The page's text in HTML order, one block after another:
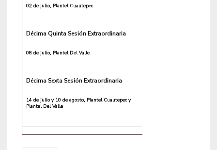
02 de julio, Plantel Cuautepec
Décima Quinta Sesión Extraordinaria
08 de julio, Plantel Del Valle
Décima Sexta Sesión Extraordinaria
14 de julio y 10 de agosto, Plantel Cuautepec y
Plantel Del Valle